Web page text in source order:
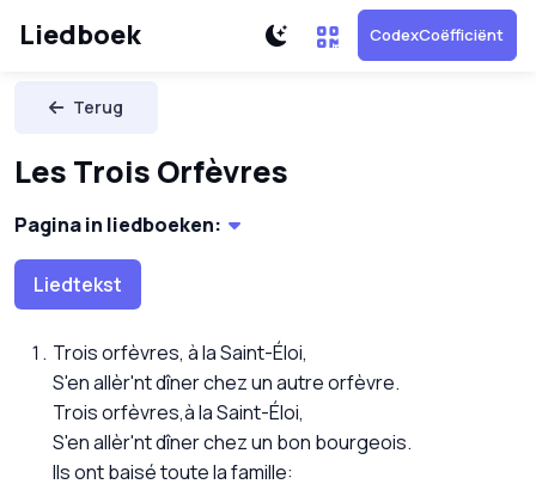
Liedboek CodexCoëfficiënt
Terug
Les Trois Orfèvres
Pagina in liedboeken:
Liedtekst
Trois orfèvres, à la Saint-Éloi,
S'en allèr'nt dîner chez un autre orfèvre.
Trois orfèvres,à la Saint-Éloi,
S'en allèr'nt dîner chez un bon bourgeois.
Ils ont baisé toute la famille: